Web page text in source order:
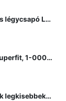
Elektromos légycsapó LED lámpával - legyek, szúnyogok és más rovarok ellen - elemes (BBKM) (BBD)
BREEZE, Superfit, 1-000363-8510, rózsaszín, egész szezonra való lány cipő, rózsaszín - 22
Oktatójáték legkisebbeknek My first Maths Educa Matekozzunk képekkel 64 darabos 4 évtől